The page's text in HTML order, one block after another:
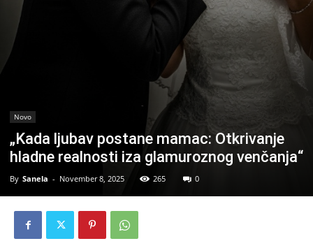
Novo
„Kada ljubav postane mamac: Otkrivanje
hladne realnosti iza glamuroznog venčanja“
By Sanela - November 8, 2025 265 0